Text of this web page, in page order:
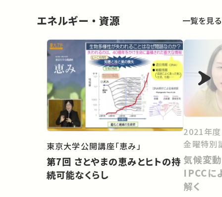
エネルギー・資源 一覧を見る
東京大学公開講座「恵み」
第7回 さとやまの恵みとヒトの持
続可能なくらし
2021年度
金曜特別
気候変
IPCCに
解く